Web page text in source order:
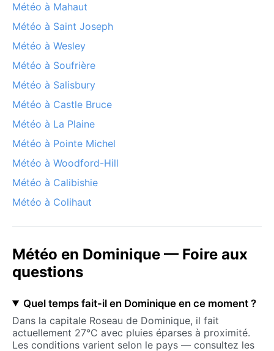
Météo à Mahaut
Météo à Saint Joseph
Météo à Wesley
Météo à Soufrière
Météo à Salisbury
Météo à Castle Bruce
Météo à La Plaine
Météo à Pointe Michel
Météo à Woodford-Hill
Météo à Calibishie
Météo à Colihaut
Météo en Dominique — Foire aux
questions
Quel temps fait-il en Dominique en ce moment ?
Dans la capitale Roseau de Dominique, il fait
actuellement 27°C avec pluies éparses à proximité.
Les conditions varient selon le pays — consultez les